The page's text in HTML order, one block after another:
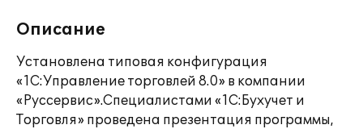
Описание
Установлена типовая конфигурация
«1С:Управление торговлей 8.0» в компании
«Руссервис».Специалистами «1С:Бухучет и
Торговля» проведена презентация программы,